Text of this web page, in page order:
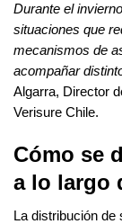
Durante el
situaciones que
mecanismos de
acompañar
Algarra, Director
Verisure Chile.
Cómo se
a lo largo
La distribución